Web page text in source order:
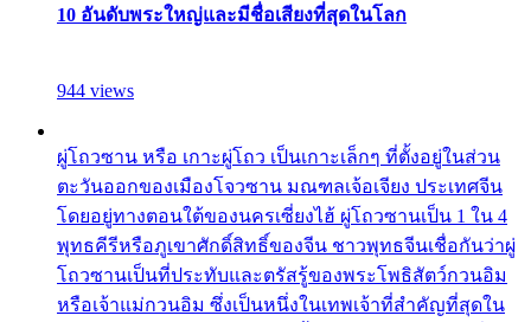
10 อันดับพระใหญ่และมีชื่อเสียงที่สุดในโลก
944 views
ผู่โถวซาน หรือ เกาะผู่โถว เป็นเกาะเล็กๆ ที่ตั้งอยู่ในส่วน
ตะวันออกของเมืองโจวซาน มณฑลเจ้อเจียง ประเทศจีน
โดยอยู่ทางตอนใต้ของนครเซี่ยงไฮ้ ผู่โถวซานเป็น 1 ใน 4
พุทธคีรีหรือภูเขาศักดิ์สิทธิ์ของจีน ชาวพุทธจีนเชื่อกันว่าผู่
โถวซานเป็นที่ประทับและตรัสรู้ของพระโพธิสัตว์กวนอิม
หรือเจ้าแม่กวนอิม ซึ่งเป็นหนึ่งในเทพเจ้าที่สำคัญที่สุดใน